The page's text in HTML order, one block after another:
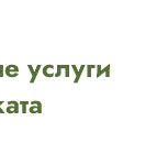
услуги